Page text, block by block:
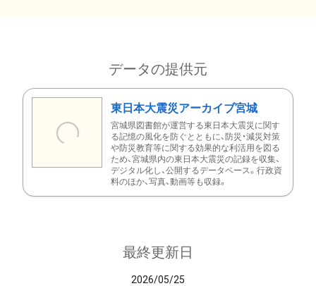
データの提供元
東日本大震災アーカイブ宮城
宮城県図書館が運営する東日本大震災に関す
る記憶の風化を防ぐとともに、防災・減災対策
や防災教育等に関する効果的な利活用を図る
ため、宮城県内の東日本大震災の記録を収集、
デジタル化し、公開するデータベース。行政資
料のほか、写真、動画等も収録。
最終更新日
2026/05/25